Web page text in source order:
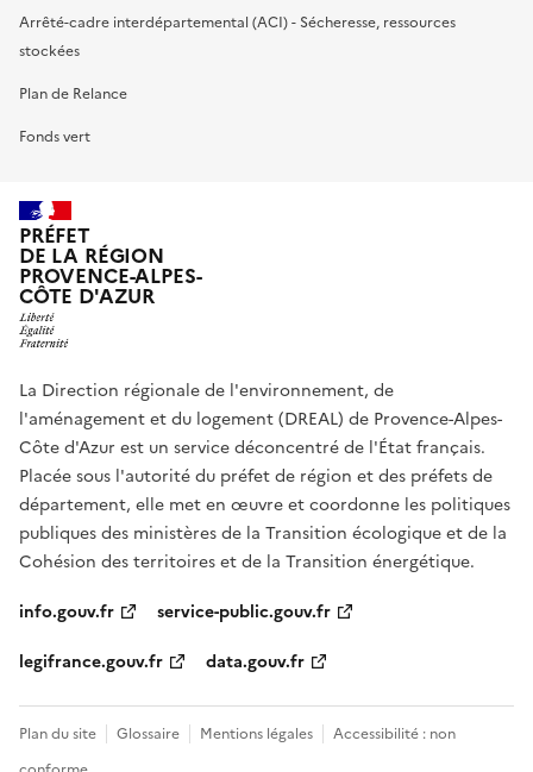
Arrêté-cadre interdépartemental (ACI) - Sécheresse, ressources
stockées
Plan de Relance
Fonds vert
PRÉFET
DE LA RÉGION
PROVENCE-ALPES-
CÔTE D'AZUR
La Direction régionale de l'environnement, de
l'aménagement et du logement (DREAL) de Provence-Alpes-
Côte d'Azur est un service déconcentré de l'État français.
Placée sous l'autorité du préfet de région et des préfets de
département, elle met en œuvre et coordonne les politiques
publiques des ministères de la Transition écologique et de la
Cohésion des territoires et de la Transition énergétique.
info.gouv.fr
service-public.gouv.fr
legifrance.gouv.fr
data.gouv.fr
Plan du site Glossaire Mentions légales
Accessibilité : non